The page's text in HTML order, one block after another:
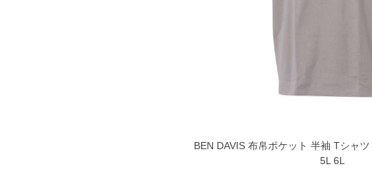
出荷まで約1週間～20日間程お時間を頂く場合がご
尚、裾上げした商品は返品・交換不可となります
一部、お直しに対応出来ない商品がございます。(
いる、極端なデザインが施されている等)
返品交換希望の方は、商品到着後1週間以内にご連
BEN DAVIS 布帛ポケット 半袖 Tシャ
5L 6L